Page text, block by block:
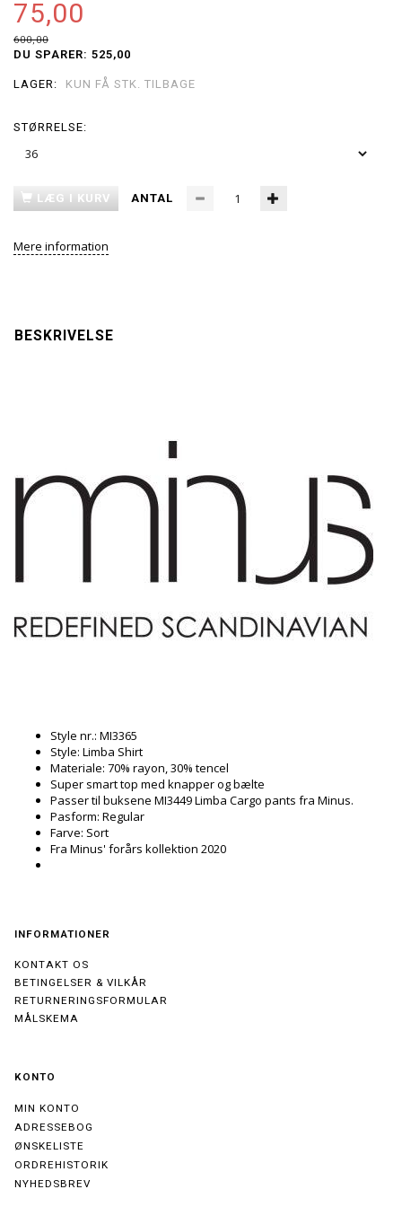
75,00
600,00
DU SPARER: 525,00
LAGER: KUN FÅ STK. TILBAGE
STØRRELSE:
LÆG I KURV ANTAL
Mere information
BESKRIVELSE
Style nr.: MI3365
Style: Limba Shirt
Materiale: 70% rayon, 30% tencel
Super smart top med knapper og bælte
Passer til buksene MI3449 Limba Cargo pants fra Minus.
Pasform: Regular
Farve: Sort
Fra Minus' forårs kollektion 2020
INFORMATIONER
KONTAKT OS
BETINGELSER & VILKÅR
RETURNERINGSFORMULAR
MÅLSKEMA
KONTO
MIN KONTO
ADRESSEBOG
ØNSKELISTE
ORDREHISTORIK
NYHEDSBREV